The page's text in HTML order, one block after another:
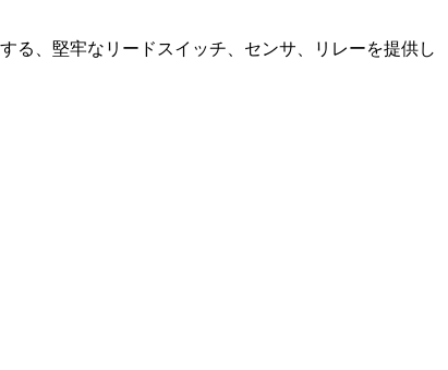
る、堅牢なリードスイッチ、センサ、リレーを提供し